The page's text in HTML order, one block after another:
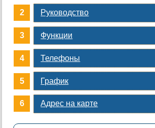
Руководство
Функции
Телефоны
График
Адрес на карте